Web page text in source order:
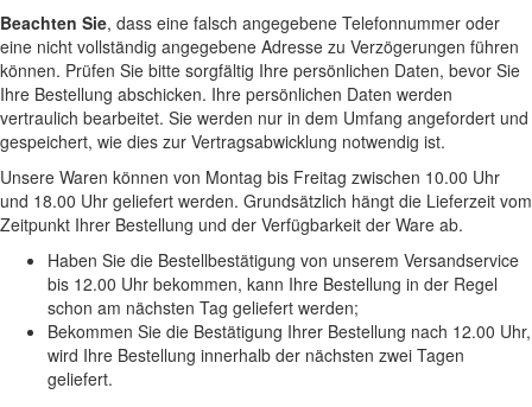
Beachten Sie, dass eine falsch angegebene Telefonnummer oder
eine nicht vollständig angegebene Adresse zu Verzögerungen führen
können. Prüfen Sie bitte sorgfältig Ihre persönlichen Daten, bevor Sie
Ihre Bestellung abschicken. Ihre persönlichen Daten werden
vertraulich bearbeitet. Sie werden nur in dem Umfang angefordert und
gespeichert, wie dies zur Vertragsabwicklung notwendig ist.
Unsere Waren können von Montag bis Freitag zwischen 10.00 Uhr
und 18.00 Uhr geliefert werden. Grundsätzlich hängt die Lieferzeit vom
Zeitpunkt Ihrer Bestellung und der Verfügbarkeit der Ware ab.
Haben Sie die Bestellbestätigung von unserem Versandservice
bis 12.00 Uhr bekommen, kann Ihre Bestellung in der Regel
schon am nächsten Tag geliefert werden;
Bekommen Sie die Bestätigung Ihrer Bestellung nach 12.00 Uhr,
wird Ihre Bestellung innerhalb der nächsten zwei Tagen
geliefert.